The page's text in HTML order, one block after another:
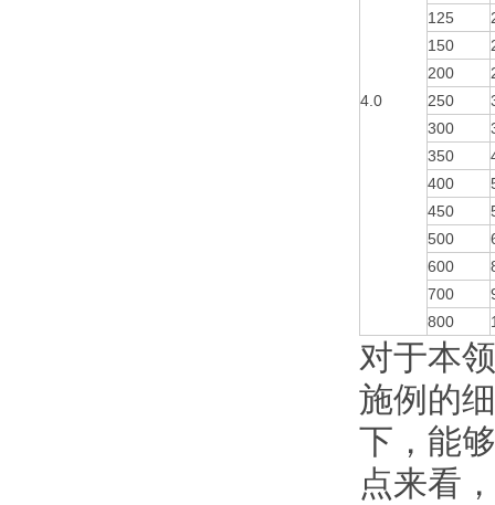
4.0
125
150
200
250
300
350
400
450
500
600
700
800
对于本
施例的
下，能
点来看